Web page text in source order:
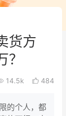
货方
14.5k 484
的个人，都